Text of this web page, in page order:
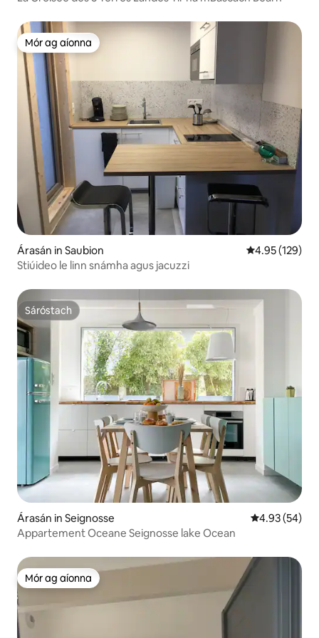
Mór ag aíonna
Mór ag aíonna
Árasán in Saubion Meánrátáil
4.95 (129)
Stiúideo le linn snámha agus jacuzzi
Sáróstach
Sáróstach
Árasán in Seignosse Meánrátáil
4.93 (54)
Appartement Oceane Seignosse lake Ocean
Mór ag aíonna
Mór ag aíonna